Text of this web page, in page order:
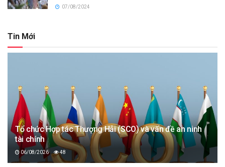
07/08/2024
Tin Mới
Tổ chức Hợp tác Thượng Hải (SCO) và vấn đề an ninh
tài chính
06/08/2026 48